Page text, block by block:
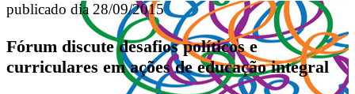
publicado dia 28/09/2015
Fórum discute desafios políticos e
curriculares em ações de educação integral